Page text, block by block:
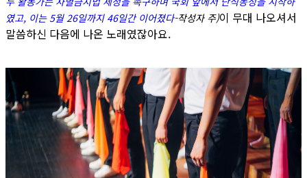
였고, 이는 5월 26일까지 46일간 이어졌다-작성자 주)이 무대 나오셔서
말씀하신 다음에 나온 노래였잖아요.